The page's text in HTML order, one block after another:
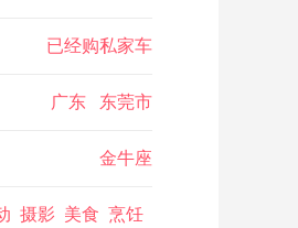
已经购私家车
广东 东莞市
金牛座
摄影 美食 烹饪